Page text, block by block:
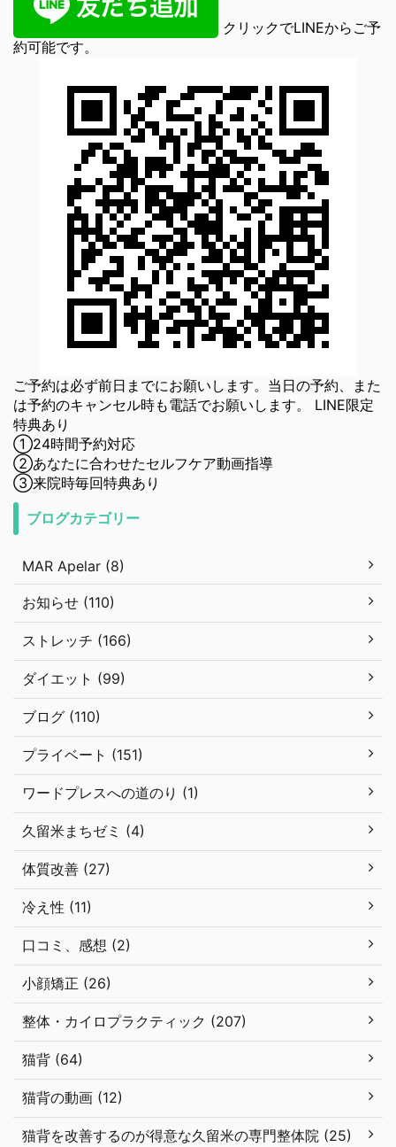
クリックでLINEからご予
約可能です。
ご予約は必ず前日までにお願いします。当日の予約、また
は予約のキャンセル時も電話でお願いします。 LINE限定
特典あり
①24時間予約対応
②あなたに合わせたセルフケア動画指導
③来院時毎回特典あり
ブログカテゴリー
MAR Apelar (8)
お知らせ (110)
ストレッチ (166)
ダイエット (99)
ブログ (110)
プライベート (151)
ワードプレスへの道のり (1)
久留米まちゼミ (4)
体質改善 (27)
冷え性 (11)
口コミ、感想 (2)
小顔矯正 (26)
整体・カイロプラクティック (207)
猫背 (64)
猫背の動画 (12)
猫背を改善するのが得意な久留米の専門整体院 (25)